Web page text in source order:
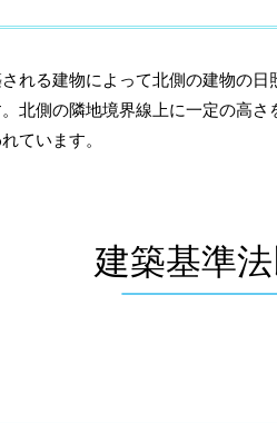
れる建物によって北側の建物の
北側の隣地境界線上に一定の高
ています。
建築基準